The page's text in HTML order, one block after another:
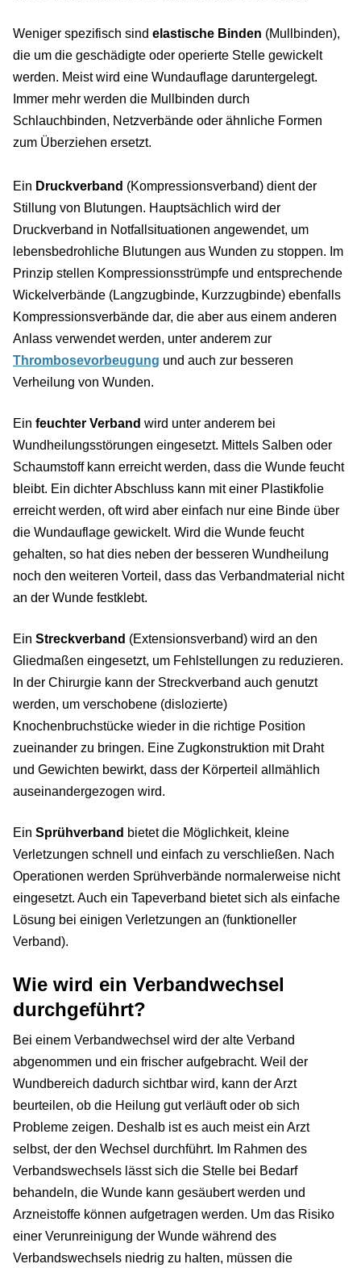
Weniger spezifisch sind elastische Binden (Mullbinden),
die um die geschädigte oder operierte Stelle gewickelt
werden. Meist wird eine Wundauflage daruntergelegt.
Immer mehr werden die Mullbinden durch
Schlauchbinden, Netzverbände oder ähnliche Formen
zum Überziehen ersetzt.
Ein Druckverband (Kompressionsverband) dient der
Stillung von Blutungen. Hauptsächlich wird der
Druckverband in Notfallsituationen angewendet, um
lebensbedrohliche Blutungen aus Wunden zu stoppen. Im
Prinzip stellen Kompressionsstrümpfe und entsprechende
Wickelverbände (Langzugbinde, Kurzzugbinde) ebenfalls
Kompressionsverbände dar, die aber aus einem anderen
Anlass verwendet werden, unter anderem zur
Thrombosevorbeugung und auch zur besseren
Verheilung von Wunden.
Ein feuchter Verband wird unter anderem bei
Wundheilungsstörungen eingesetzt. Mittels Salben oder
Schaumstoff kann erreicht werden, dass die Wunde feucht
bleibt. Ein dichter Abschluss kann mit einer Plastikfolie
erreicht werden, oft wird aber einfach nur eine Binde über
die Wundauflage gewickelt. Wird die Wunde feucht
gehalten, so hat dies neben der besseren Wundheilung
noch den weiteren Vorteil, dass das Verbandmaterial nicht
an der Wunde festklebt.
Ein Streckverband (Extensionsverband) wird an den
Gliedmaßen eingesetzt, um Fehlstellungen zu reduzieren.
In der Chirurgie kann der Streckverband auch genutzt
werden, um verschobene (dislozierte)
Knochenbruchstücke wieder in die richtige Position
zueinander zu bringen. Eine Zugkonstruktion mit Draht
und Gewichten bewirkt, dass der Körperteil allmählich
auseinandergezogen wird.
Ein Sprühverband bietet die Möglichkeit, kleine
Verletzungen schnell und einfach zu verschließen. Nach
Operationen werden Sprühverbände normalerweise nicht
eingesetzt. Auch ein Tapeverband bietet sich als einfache
Lösung bei einigen Verletzungen an (funktioneller
Verband).
Wie wird ein Verbandwechsel
durchgeführt?
Bei einem Verbandwechsel wird der alte Verband
abgenommen und ein frischer aufgebracht. Weil der
Wundbereich dadurch sichtbar wird, kann der Arzt
beurteilen, ob die Heilung gut verläuft oder ob sich
Probleme zeigen. Deshalb ist es auch meist ein Arzt
selbst, der den Wechsel durchführt. Im Rahmen des
Verbandswechsels lässt sich die Stelle bei Bedarf
behandeln, die Wunde kann gesäubert werden und
Arzneistoffe können aufgetragen werden. Um das Risiko
einer Verunreinigung der Wunde während des
Verbandswechsels niedrig zu halten, müssen die